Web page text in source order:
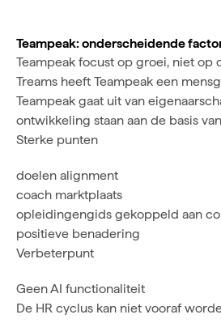
Teampeak: onderscheidende
Teampeak focust op groei, niet op
Treams heeft Teampeak een
Teampeak gaat uit van
ontwikkeling staan aan de basis
Sterke punten
doelen alignment
coach marktplaats
opleidingengids gekoppeld aan
positieve benadering
Verbeterpunt
Geen AI functionaliteit
De HR cyclus kan niet vooraf